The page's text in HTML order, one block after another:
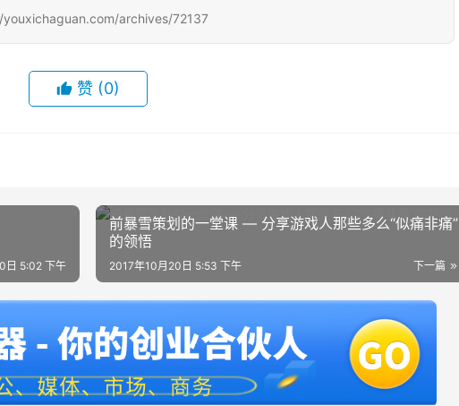
youxichaguan.com/archives/72137
赞 (0)
日 5:02 下午
前暴雪策划的一堂课 — 分享游戏人那些多么“似痛非痛”
的领悟
下一篇
2017年10月20日 5:53 下午